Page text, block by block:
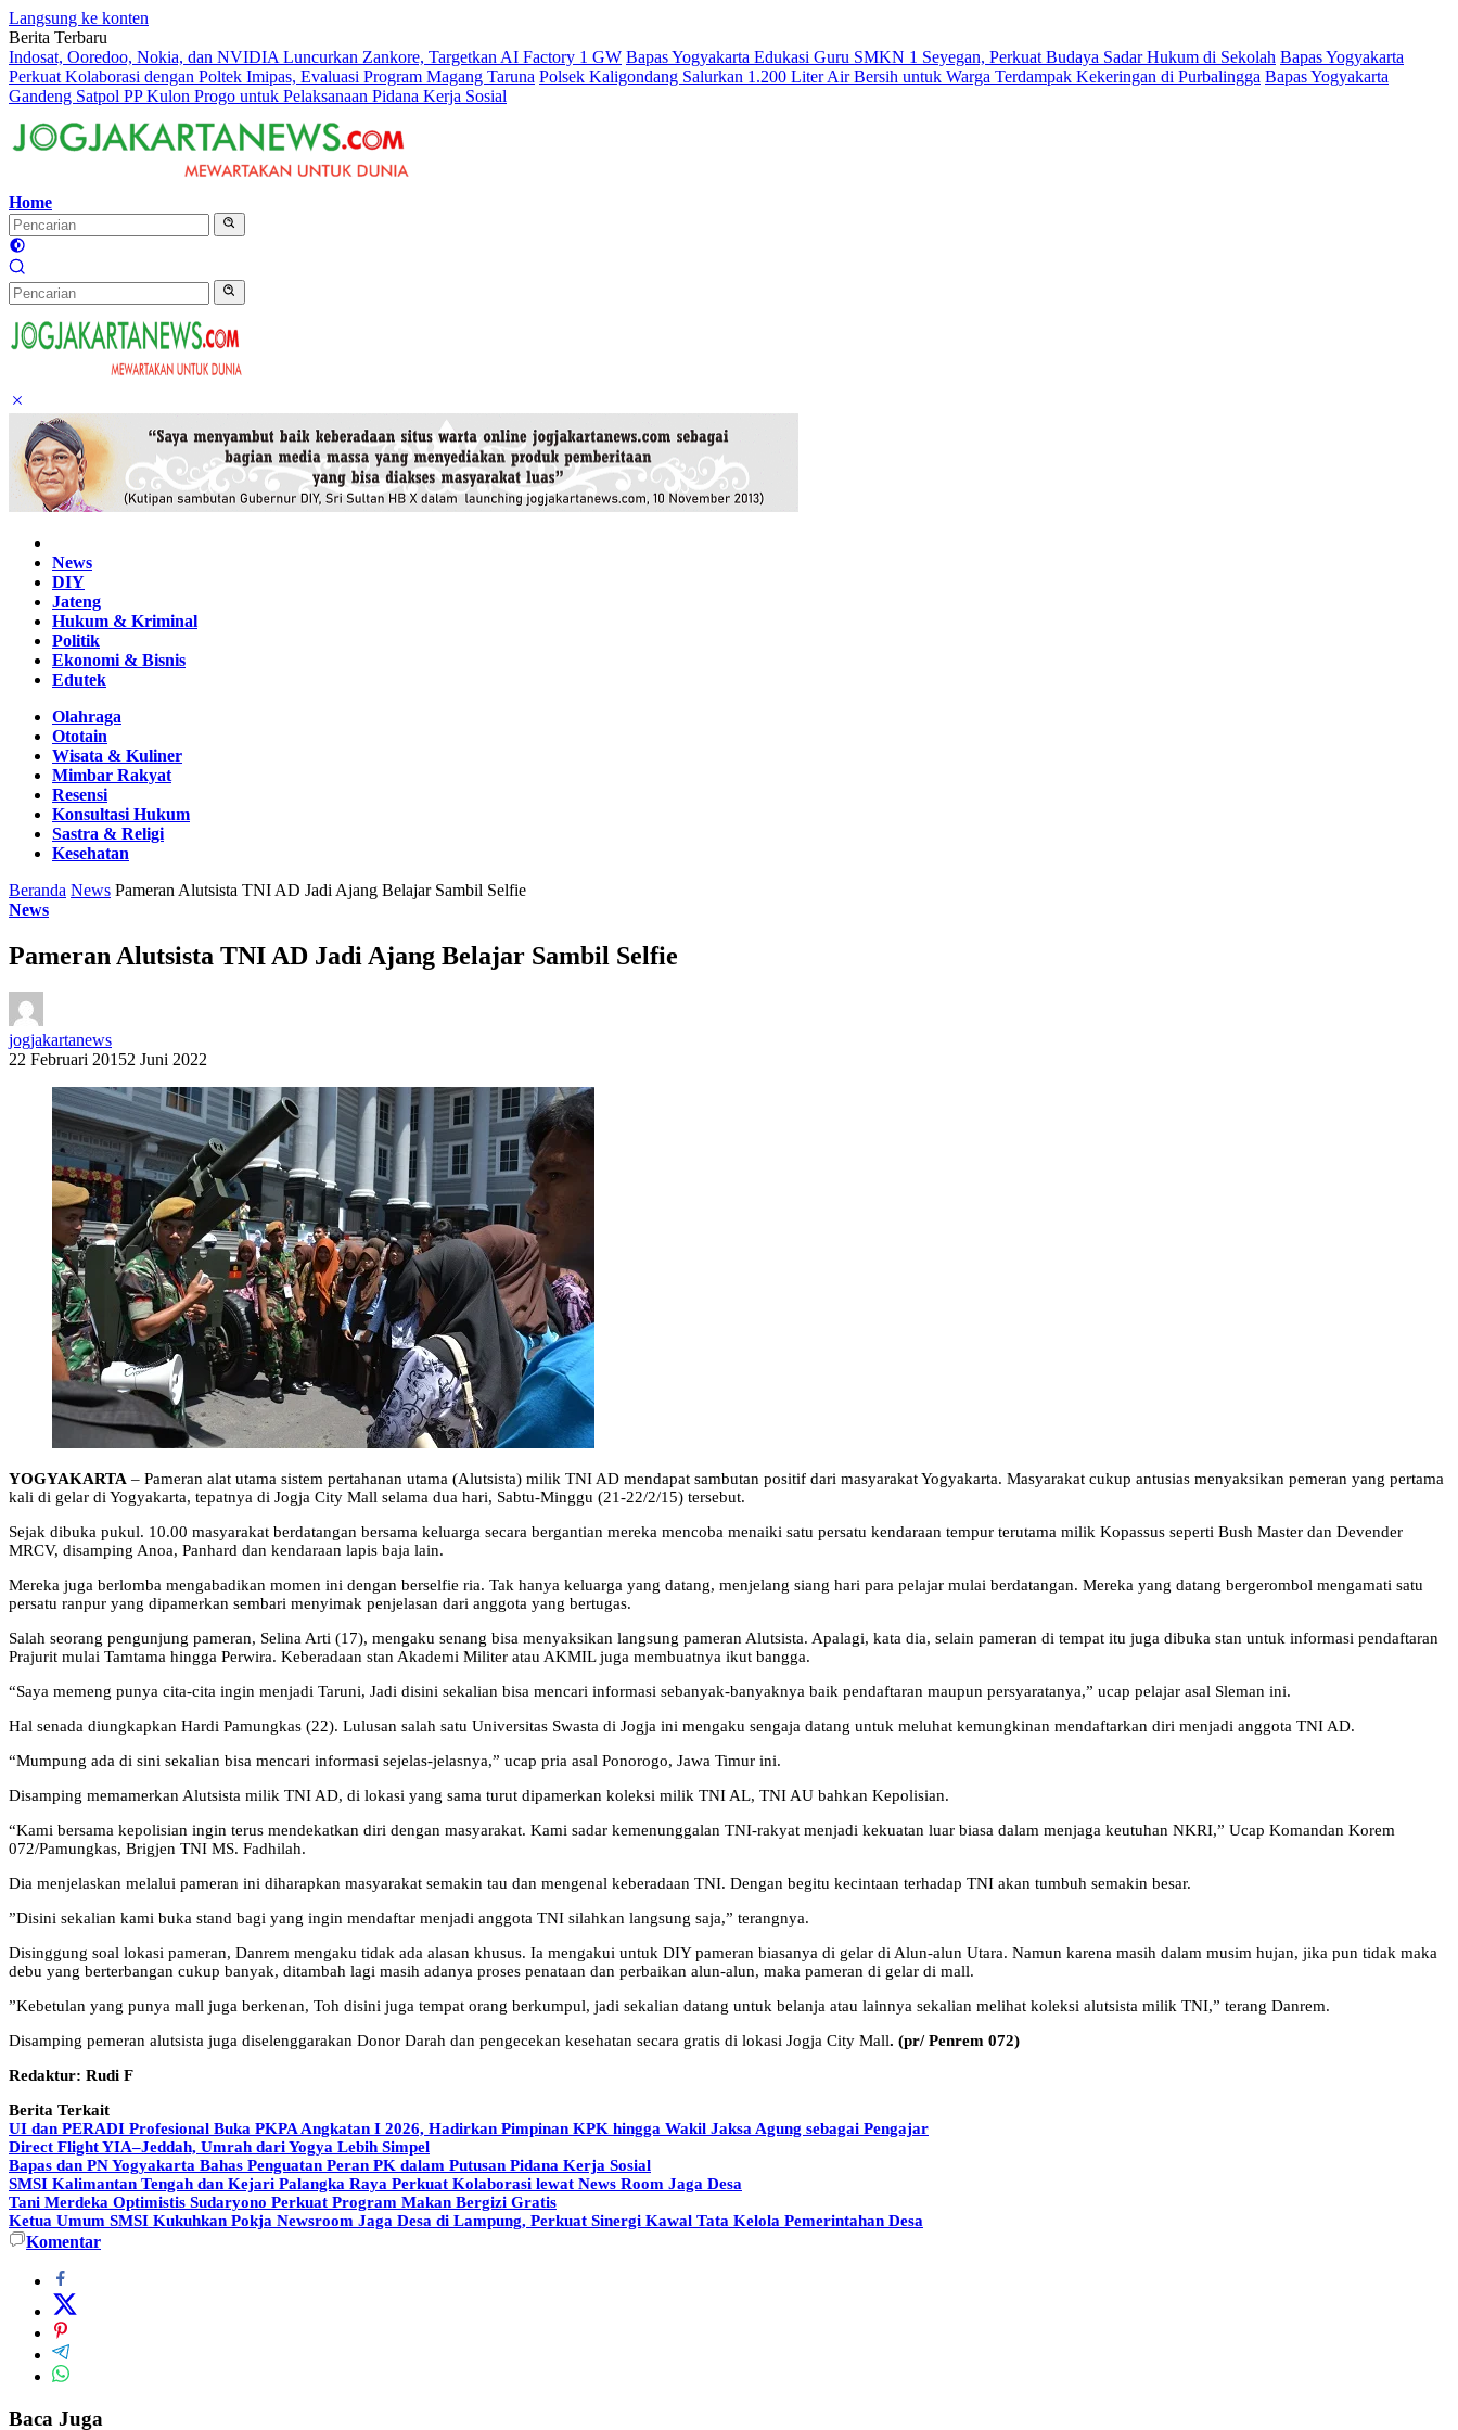
Langsung ke konten
Berita Terbaru
Indosat, Ooredoo, Nokia, dan NVIDIA Luncurkan Zankore, Targetkan AI Factory 1 GW Bapas Yogyakarta Edukasi Guru SMKN 1 Seyegan, Perkuat Budaya Sadar Hukum di Sekolah Bapas Yogyakarta
Perkuat Kolaborasi dengan Poltek Imipas, Evaluasi Program Magang Taruna Polsek Kaligondang Salurkan 1.200 Liter Air Bersih untuk Warga Terdampak Kekeringan di Purbalingga Bapas Yogyakarta
Gandeng Satpol PP Kulon Progo untuk Pelaksanaan Pidana Kerja Sosial
Home
News
DIY
Jateng
Hukum & Kriminal
Politik
Ekonomi & Bisnis
Edutek
Olahraga
Ototain
Wisata & Kuliner
Mimbar Rakyat
Resensi
Konsultasi Hukum
Sastra & Religi
Kesehatan
Beranda News Pameran Alutsista TNI AD Jadi Ajang Belajar Sambil Selfie
News
Pameran Alutsista TNI AD Jadi Ajang Belajar Sambil Selfie
jogjakartanews
22 Februari 20152 Juni 2022
YOGYAKARTA – Pameran alat utama sistem pertahanan utama (Alutsista) milik TNI AD mendapat sambutan positif dari masyarakat Yogyakarta. Masyarakat cukup antusias menyaksikan pemeran yang pertama
kali di gelar di Yogyakarta, tepatnya di Jogja City Mall selama dua hari, Sabtu-Minggu (21-22/2/15) tersebut.
Sejak dibuka pukul. 10.00 masyarakat berdatangan bersama keluarga secara bergantian mereka mencoba menaiki satu persatu kendaraan tempur terutama milik Kopassus seperti Bush Master dan Devender
MRCV, disamping Anoa, Panhard dan kendaraan lapis baja lain.
Mereka juga berlomba mengabadikan momen ini dengan berselfie ria. Tak hanya keluarga yang datang, menjelang siang hari para pelajar mulai berdatangan. Mereka yang datang bergerombol mengamati satu
persatu ranpur yang dipamerkan sembari menyimak penjelasan dari anggota yang bertugas.
Salah seorang pengunjung pameran, Selina Arti (17), mengaku senang bisa menyaksikan langsung pameran Alutsista. Apalagi, kata dia, selain pameran di tempat itu juga dibuka stan untuk informasi pendaftaran
Prajurit mulai Tamtama hingga Perwira. Keberadaan stan Akademi Militer atau AKMIL juga membuatnya ikut bangga.
“Saya memeng punya cita-cita ingin menjadi Taruni, Jadi disini sekalian bisa mencari informasi sebanyak-banyaknya baik pendaftaran maupun persyaratanya,” ucap pelajar asal Sleman ini.
Hal senada diungkapkan Hardi Pamungkas (22). Lulusan salah satu Universitas Swasta di Jogja ini mengaku sengaja datang untuk meluhat kemungkinan mendaftarkan diri menjadi anggota TNI AD.
“Mumpung ada di sini sekalian bisa mencari informasi sejelas-jelasnya,” ucap pria asal Ponorogo, Jawa Timur ini.
Disamping memamerkan Alutsista milik TNI AD, di lokasi yang sama turut dipamerkan koleksi milik TNI AL, TNI AU bahkan Kepolisian.
“Kami bersama kepolisian ingin terus mendekatkan diri dengan masyarakat. Kami sadar kemenunggalan TNI-rakyat menjadi kekuatan luar biasa dalam menjaga keutuhan NKRI,” Ucap Komandan Korem
072/Pamungkas, Brigjen TNI MS. Fadhilah.
Dia menjelaskan melalui pameran ini diharapkan masyarakat semakin tau dan mengenal keberadaan TNI. Dengan begitu kecintaan terhadap TNI akan tumbuh semakin besar.
”Disini sekalian kami buka stand bagi yang ingin mendaftar menjadi anggota TNI silahkan langsung saja,” terangnya.
Disinggung soal lokasi pameran, Danrem mengaku tidak ada alasan khusus. Ia mengakui untuk DIY pameran biasanya di gelar di Alun-alun Utara. Namun karena masih dalam musim hujan, jika pun tidak maka
debu yang berterbangan cukup banyak, ditambah lagi masih adanya proses penataan dan perbaikan alun-alun, maka pameran di gelar di mall.
”Kebetulan yang punya mall juga berkenan, Toh disini juga tempat orang berkumpul, jadi sekalian datang untuk belanja atau lainnya sekalian melihat koleksi alutsista milik TNI,” terang Danrem.
Disamping pemeran alutsista juga diselenggarakan Donor Darah dan pengecekan kesehatan secara gratis di lokasi Jogja City Mall. (pr/ Penrem 072)
Redaktur: Rudi F
Berita Terkait
UI dan PERADI Profesional Buka PKPA Angkatan I 2026, Hadirkan Pimpinan KPK hingga Wakil Jaksa Agung sebagai Pengajar
Direct Flight YIA–Jeddah, Umrah dari Yogya Lebih Simpel
Bapas dan PN Yogyakarta Bahas Penguatan Peran PK dalam Putusan Pidana Kerja Sosial
SMSI Kalimantan Tengah dan Kejari Palangka Raya Perkuat Kolaborasi lewat News Room Jaga Desa
Tani Merdeka Optimistis Sudaryono Perkuat Program Makan Bergizi Gratis
Ketua Umum SMSI Kukuhkan Pokja Newsroom Jaga Desa di Lampung, Perkuat Sinergi Kawal Tata Kelola Pemerintahan Desa
Komentar
Baca Juga